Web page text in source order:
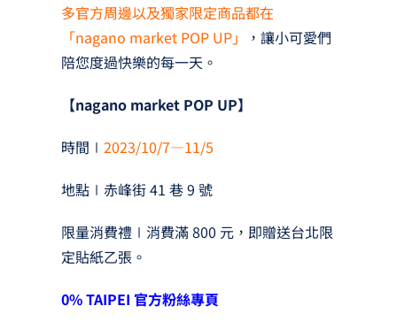
多官方周邊以及獨家限定商品都在
「nagano market POP UP」
，讓小可愛們
陪您度過快樂的每一天。
【nagano market POP UP】
時間∣ 2023/10/7—11/5
地點∣赤峰街 41 巷 9 號
限量消費禮∣消費滿 800 元，即贈送台北限
定貼紙乙張。
0% TAIPEI 官方粉絲專頁